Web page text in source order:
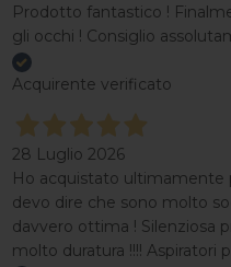
Prodotto fantastico !
gli occhi ! Consiglio
Acquirente verificato
28 Luglio 2026
Ho acquistato ultimamente
devo dire che sono molto
davvero ottima ! Silenziosa
molto duratura !!!! Aspiratori